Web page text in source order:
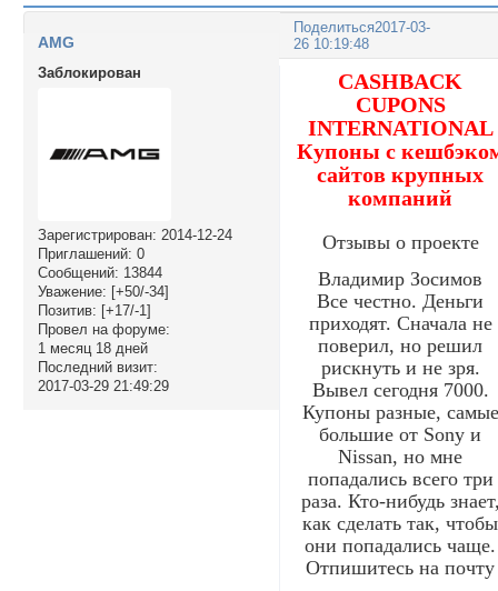
Поделиться2017-03-
26 10:19:48
AMG
Заблокирован
Зарегистрирован: 2014-12-24
Приглашений: 0
Сообщений: 13844
Уважение: [+50/-34]
Позитив: [+17/-1]
Провел на форуме:
1 месяц 18 дней
Последний визит:
2017-03-29 21:49:29
CASHBACK
CUPONS
INTERNATIONAL
Купоны с
сайтов крупных
компаний
Отзывы о проекте
Владимир Зосимов
Все честно. Деньги
приходят. Сначала не
поверил, но решил
рискнуть и не зря.
Вывел сегодня 7000.
Купоны разные, самые
большие от Sony и
Nissan, но мне
попадались всего три
раза. Кто-нибудь
как сделать так, чтобы
они попадались чаще.
Отпишитесь на почту